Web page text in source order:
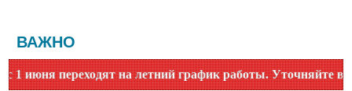
ВАЖНО
график работы. Уточняйте время работы по